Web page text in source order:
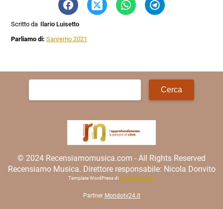
Scritto da Ilario Luisetto
Parliamo di:Sanremo 2021
© 2024 Recensiamomusica.com - All Rights Reserved
Recensiamo Musica. Direttore responsabile: Nicola Donvito
Template WordPress di Matteo Morreale
Partner Mondotv24.it